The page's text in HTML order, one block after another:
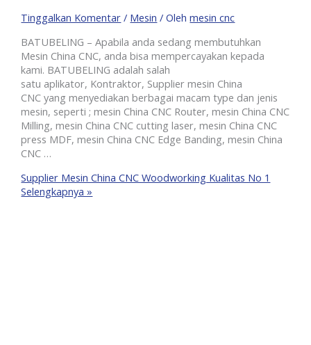
Tinggalkan Komentar / Mesin / Olehmesin cnc
BATUBELING – Apabila anda sedang membutuhkan
Mesin China CNC, anda bisa mempercayakan kepada
kami. BATUBELING adalah salah
satu aplikator, Kontraktor, Supplier mesin China
CNC yang menyediakan berbagai macam type dan jenis
mesin, seperti ; mesin China CNC Router, mesin China CNC
Milling, mesin China CNC cutting laser, mesin China CNC
press MDF, mesin China CNC Edge Banding, mesin China
CNC …
Supplier Mesin China CNC Woodworking Kualitas No 1
Selengkapnya »